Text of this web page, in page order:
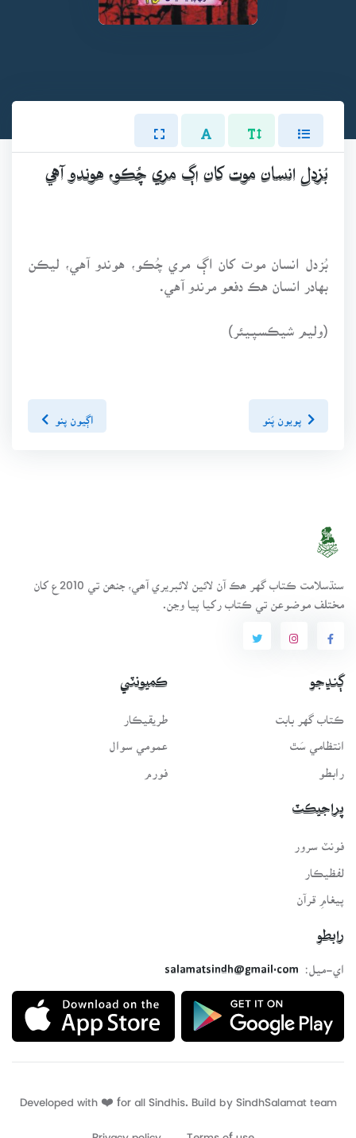
بُزدل انسان موت کان اڳ مري چُڪو، هوندو آهي
بُزدل انسان موت کان اڳ مري چُڪو، هوندو آهي، ليڪن
بهادر انسان هڪ دفعو مرندو آهي.
(وليم شيڪسپـيئر)
اڳيون پنو
سنڌسلامت ڪتاب گهر ھڪ آن لائين لائبريري آھي، جنھن تي 2010ع کان
مختلف موضوعن تي ڪتاب رکيا پيا وڃن.
ڳنڍجو
ڪتاب گهر بابت
انتظامي سَٿ
رابطو
ڪميونٽي
طريقيڪار
عمومي سوال
فورم
پراجيڪٽ
فونٽ سرور
لفظيڪار
پيغامِ قرآن
رابطو
اي-ميل:
salamatsindh@gmail.com
Developed with ❤️ for all Sindhis. Build by SindhSalamat
Terms of use
Privacy policy